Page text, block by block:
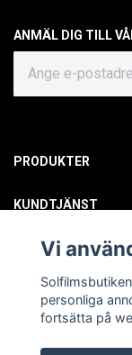
ANMÄL DIG TILL
PRODUKTER
KUNDTJÄNST
OM OSS
SOCIALA MEDIER
Vi
personliga
fortsätta på